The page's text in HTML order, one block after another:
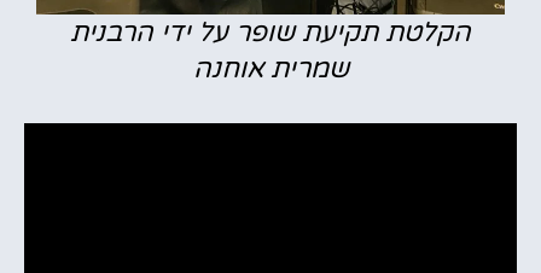
הקלטת תקיעת שופר על ידי הרבנית
שמרית אוחנה